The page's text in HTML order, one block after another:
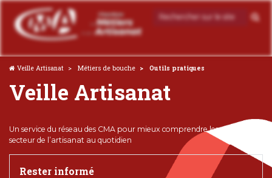
Veille Artisanat Métiers de bouche Outils pratiques
Veille Artisanat
Un service du réseau des CMA pour mieux comprendre les enjeux du
secteur de l’artisanat au quotidien
Rester informé